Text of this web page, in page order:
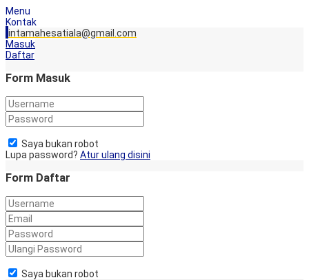
Menu
Kontak
intamahesatiala@gmail.com
Masuk
Daftar
Form Masuk
Saya bukan robot
Lupa password? Atur ulang disini
Form Daftar
Saya bukan robot